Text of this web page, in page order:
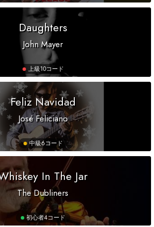
Daughters
John Mayer
上級10コード
Feliz Navidad
José Feliciano
中級6コード
In The Jar
The Dubliners
初心者4コード